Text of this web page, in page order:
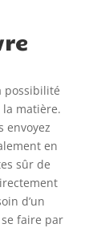
possibilité
la matière.
envoyez
en
sûr de
d’un
faire par